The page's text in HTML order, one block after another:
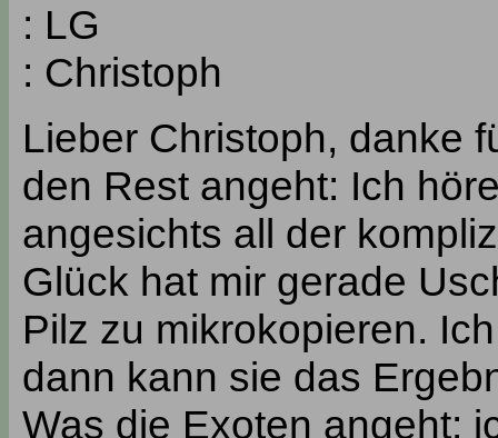
: LG
: Christoph
Lieber Christoph, danke
den Rest angeht: Ich
angesichts all der
Glück hat mir gerade
Pilz zu mikrokopieren.
dann kann sie das
Was die Exoten angeht: